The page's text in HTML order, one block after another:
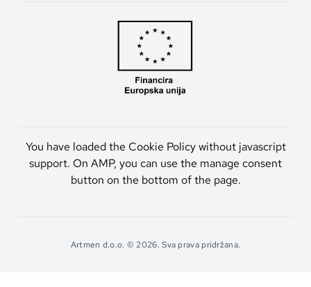
You have loaded the Cookie Policy without javascript
support. On AMP, you can use the manage consent
button on the bottom of the page.
Artmen d.o.o. © 2026. Sva prava pridržana.